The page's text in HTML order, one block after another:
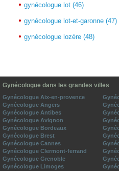
gynécologue lot (46)
gynécologue lot-et-garonne (47)
gynécologue lozère (48)
Gynécologue dans les grandes villes
Gynécologue Aix-en-provence
Gynécologue Angers
Gynécologue Antibes
Gynécologue Avignon
Gynécologue Bordeaux
Gynécologue Brest
Gynécologue Cannes
Gynécologue Clermont-ferrand
Gynécologue Grenoble
Gynécologue Limoges